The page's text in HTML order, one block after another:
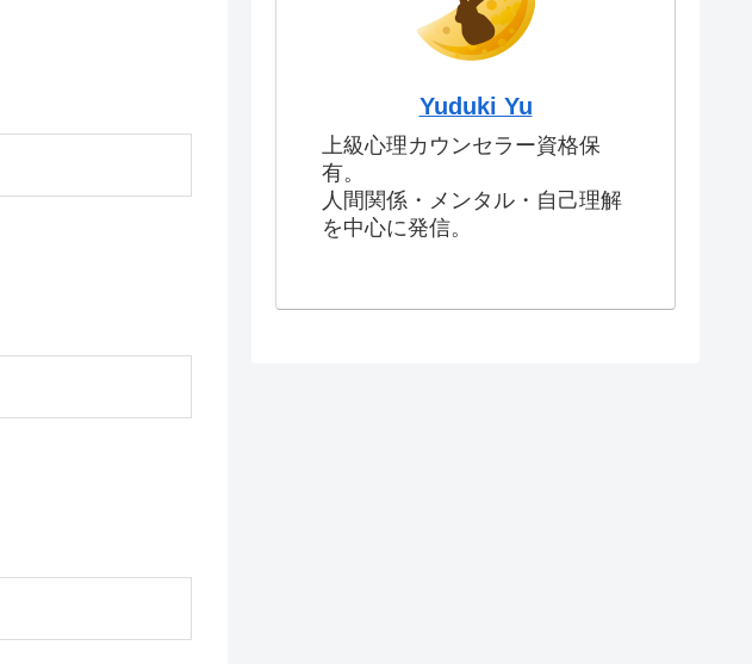
Yuduki Yu
上級心理カウンセラー資格保
有。
人間関係・メンタル・自己理解
を中心に発信。